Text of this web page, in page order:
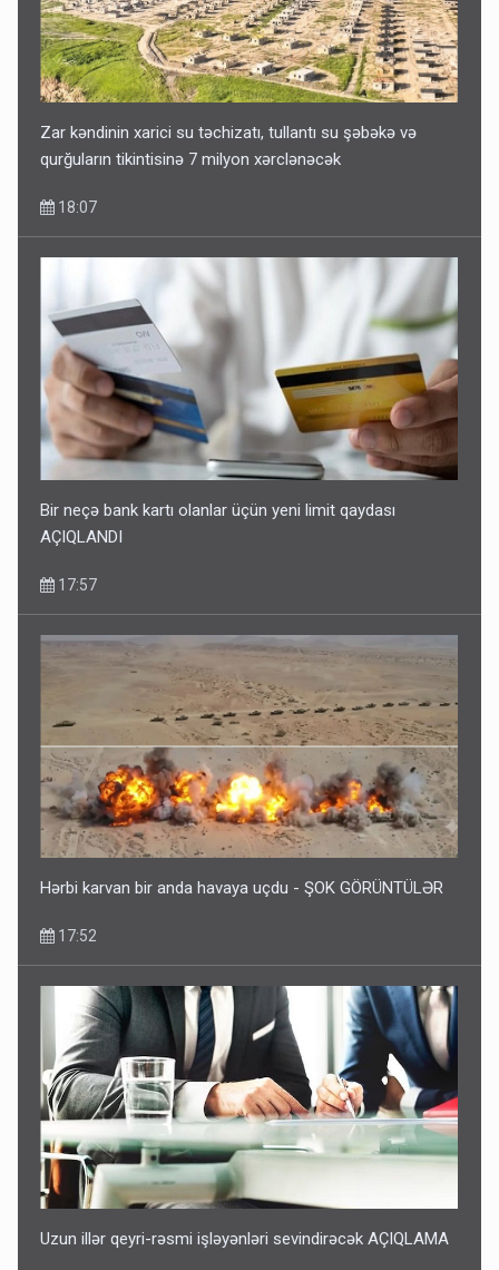
Zar kəndinin xarici su təchizatı, tullantı su şəbəkə və
qurğuların tikintisinə 7 milyon xərclənəcək
18:07
Bir neçə bank kartı olanlar üçün yeni limit qaydası
AÇIQLANDI
17:57
Hərbi karvan bir anda havaya uçdu - ŞOK GÖRÜNTÜLƏR
17:52
Uzun illər qeyri-rəsmi işləyənləri sevindirəcək AÇIQLAMA